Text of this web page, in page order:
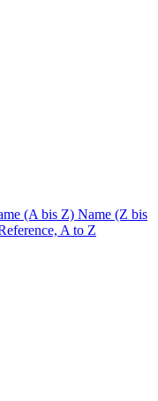
(A bis Z) Name (Z bis
A to Z